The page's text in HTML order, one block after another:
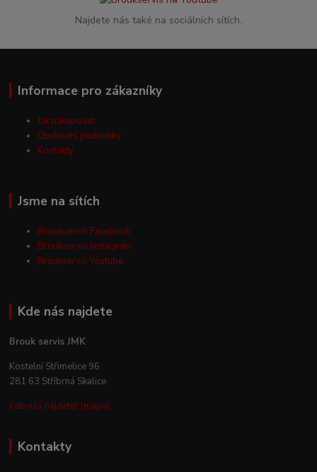
Najdete nás také na sociálních sítích.
Informace pro zákazníky
Jak nakupovat
Obchodní podmínky
Kontakty
Jsme na sítích
Broukservis Facebook
Broukservis Instagram
Broukservis Youtube
Kde nás najdete
Brouk servis JMK
Kostelní Střimelice 96
281 63 Stříbrná Skalice
Kde nás najdete? (mapa)
Kontakty